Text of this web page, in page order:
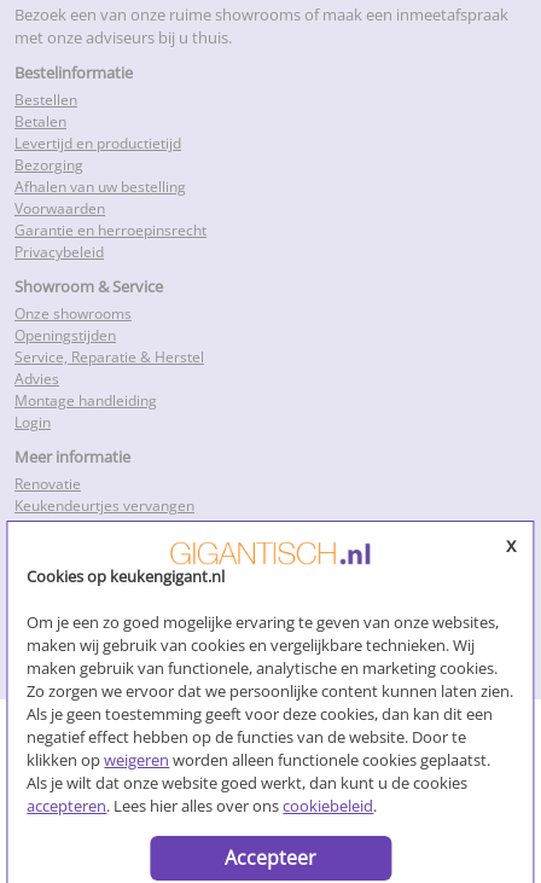
x
Cookies op keukengigant.nl
Om je een zo goed mogelijke ervaring te geven van onze websites,
maken wij gebruik van cookies en vergelijkbare technieken. Wij
maken gebruik van functionele, analytische en marketing cookies.
Zo zorgen we ervoor dat we persoonlijke content kunnen laten zien.
Als je geen toestemming geeft voor deze cookies, dan kan dit een
negatief effect hebben op de functies van de website. Door te
klikken opweigeren worden alleen functionele cookies geplaatst.
Als je wilt dat onze website goed werkt, dan kunt u de cookies
accepteren. Lees hier alles over onscookiebeleid.
Accepteer
Bezoek een van onze ruime showrooms of maak een inmeetafspraak
met onze adviseurs bij u thuis.
Bestelinformatie
Bestellen
Betalen
Levertijd en productietijd
Bezorging
Afhalen van uw bestelling
Voorwaarden
Garantie en herroepinsrecht
Privacybeleid
Showroom & Service
Onze showrooms
Openingstijden
Service, Reparatie & Herstel
Advies
Montage handleiding
Login
Meer informatie
Renovatie
Keukendeurtjes vervangen
Keukenkastdeurtjes
Keukenkastjes vervangen
Kosten keukenrenovatie
Losse keukendeurtjes
Nieuwe keukendeurtjes
Klik voor meer…
Algemene voorwaarden
Overeenkomst ontbinden
Privacybeleid